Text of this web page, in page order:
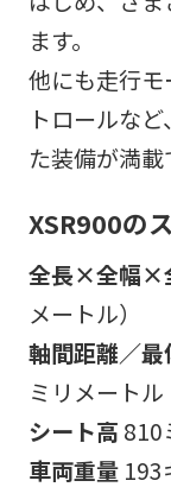
ます。
他にも走行
トロールな
た装備が満載
XSR900の
全長×全幅×
メートル）
軸間距離／最
ミリメートル
シート高 810
車両重量 193